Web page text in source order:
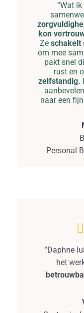
“Wat
kon
Ze schakelt
om mee
pakt snel
rust en
zelfstandig.
naar een
Personal
“Daphne
het